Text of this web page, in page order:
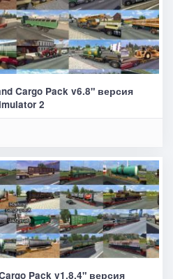
Cargo Pack v6.8" версия
2
Pack v1.8.4" версия